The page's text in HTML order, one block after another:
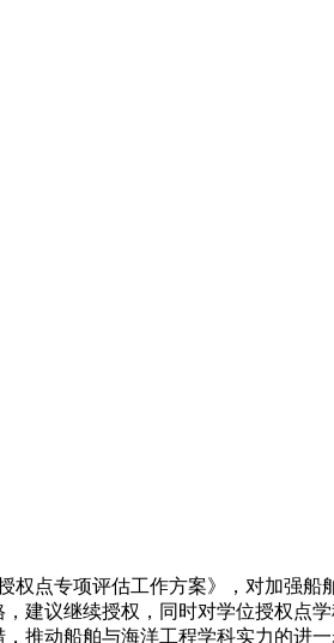
点专项评估工作方案》，对加强船
建议继续授权，同时对学位授权点学
推动船舶与海洋工程学科实力的进一